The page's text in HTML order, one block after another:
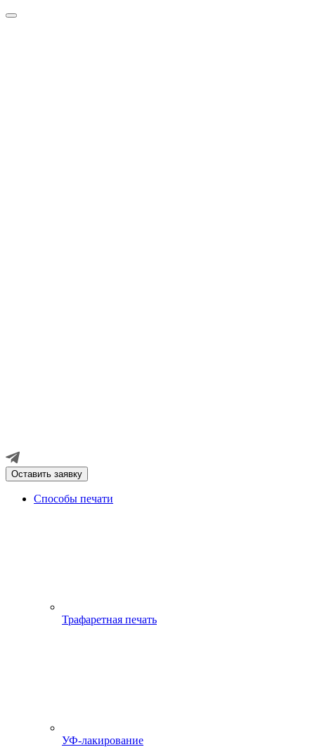
Оставить заявку
Способы печати
Трафаретная печать
УФ-лакирование